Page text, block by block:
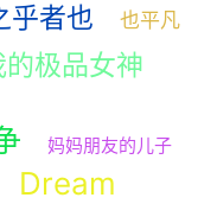
乎者也 也平凡
的极品女神
妈妈朋友的儿子
Dream